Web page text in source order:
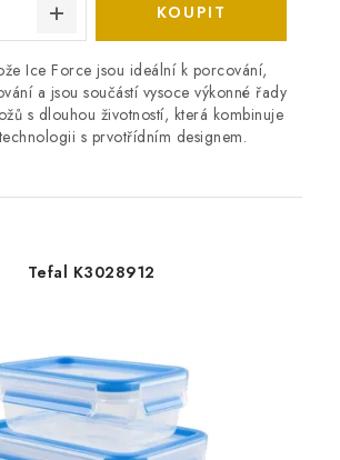
Ice Force jsou ideální k porcování,
a jsou součástí vysoce výkonné řady
s dlouhou životností, která kombinuje
s prvotřídním designem.
Tefal K3028912